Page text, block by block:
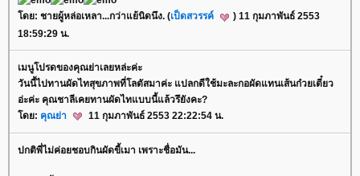
ดย: ชายผู้หล่อเหลา...กว่าแย้นิดนึง. (เป็ดสวรรค์
) 11 กุมภาพันธ์ 2553
18:59:29 น.
เมนูโปรดของคุณย่าเลยหล่ะค่ะ
วันนี้ไปทานผัดไทสุขภาพที่โลตัสมาค่ะ แปลกดีใช้มะละกอผัดแทนเส้นก๋วยเตี๋ยว
อ่ะค่ะ คุณชาลีเคยทานผัดไทแบบนี้แล้วรึยังคะ?
ดย: คุณย่า 11 กุมภาพันธ์ 2553 22:22:54 น.
ปกติพี่ไม่ค่อยชอบกินผัดขี้เมา เพราะชื่อมัน...